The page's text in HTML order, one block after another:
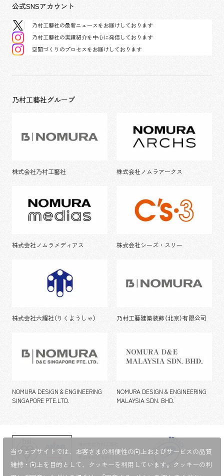
公式SNSアカウント
乃村工藝社の最新ニュースをお届けしております
乃村工藝社の実績紹介を中心に発信しております
空間づくりのプロセスをお届けしております
乃村工藝社グループ
株式会社乃村工藝社 株式会社ノムラアークス
株式会社ノムラメディアス 株式会社シーズ・スリー
株式会社六耀社（りくようしゃ） 乃村工藝建築装飾（北京）有限公司
NOMURA DESIGN & ENGINEERING
SINGAPORE PTE.LTD.
NOMURA DESIGN & ENGINEERING
MALAYSIA SDN. BHD.
（ただし、海外拠点・A.N.D.
当ウェブサイトでは、お客さまの利便性の向上およびサービスの品質
維持・向上を目的として、 クッキーを利用しています。クッキーの利